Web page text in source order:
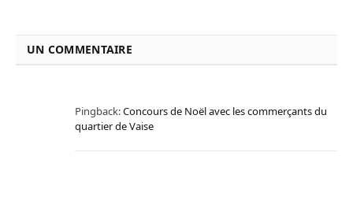
UN COMMENTAIRE
Pingback:Concours de Noël avec les commerçants du
quartier de Vaise